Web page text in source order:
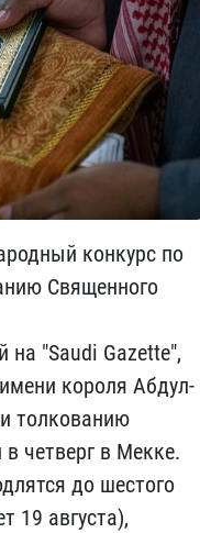
конкурс по
Священного
на "Saudi Gazette",
короля Абдул-
толкованию
четверг в Мекке.
до шестого
19 августа),